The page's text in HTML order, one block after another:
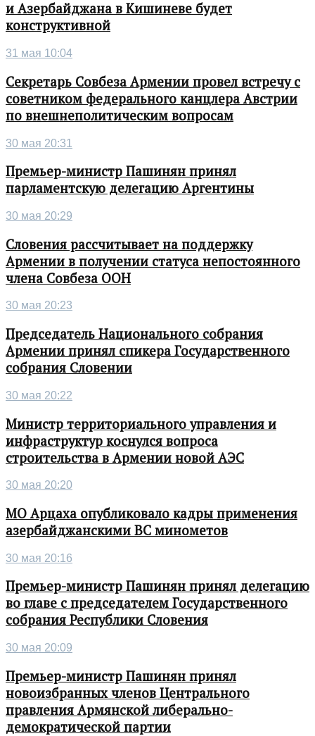
и Азербайджана в Кишиневе будет
конструктивной
31 мая 10:04
Секретарь Совбеза Армении провел встречу с
советником федерального канцлера Австрии
по внешнеполитическим вопросам
30 мая 20:31
Премьер-министр Пашинян принял
парламентскую делегацию Аргентины
30 мая 20:29
Словения рассчитывает на поддержку
Армении в получении статуса непостоянного
члена Совбеза ООН
30 мая 20:23
Председатель Национального собрания
Армении принял спикера Государственного
собрания Словении
30 мая 20:22
Министр территориального управления и
инфраструктур коснулся вопроса
строительства в Армении новой АЭС
30 мая 20:20
МО Арцаха опубликовало кадры применения
азербайджанскими ВС минометов
30 мая 20:16
Премьер-министр Пашинян принял делегацию
во главе с председателем Государственного
собрания Республики Словения
30 мая 20:09
Премьер-министр Пашинян принял
новоизбранных членов Центрального
правления Армянской либерально-
демократической партии